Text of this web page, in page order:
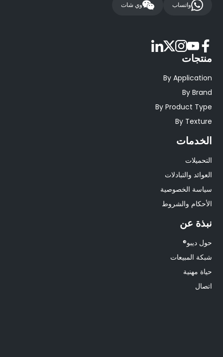
واتساب وي شات
منتجات
By Application
By Brand
By Product Type
By Texture
الخدمات
التحميلات
العوائد والتبادلات
سياسة الخصوصية
الأحكام والشروط
نبذة عن
حول ديبو®
شبكة المبيعات
حياة مهنية
اتصال